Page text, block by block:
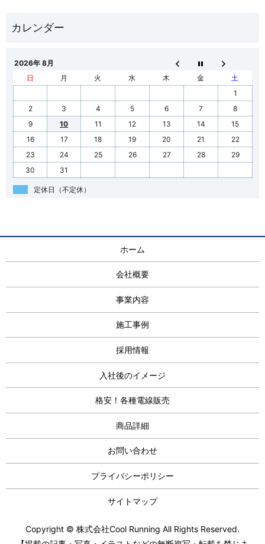
2026年 8月
日
月 火 水 木 金
土
1
2
3 4 5 6 7
8
9
10 11 12 13 14
15
16
17 18 19 20 21
22
23
24 25 26 27 28
29
30
31
定休日（不定休）
ホーム
会社概要
事業内容
施工事例
採用情報
入社後のイメージ
格安！各種電線販売
商品詳細
お問い合わせ
プライバシーポリシー
サイトマップ
Copyright © 株式会社Cool Running All Rights Reserved.